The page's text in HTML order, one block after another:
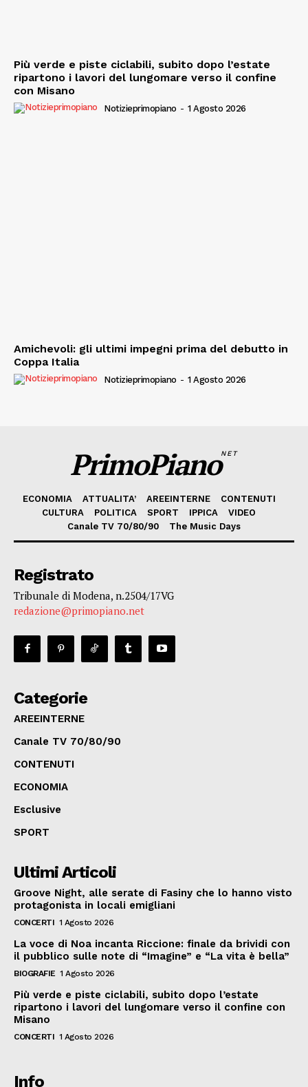
Più verde e piste ciclabili, subito dopo l’estate
ripartono i lavori del lungomare verso il confine
con Misano
Notizieprimopiano - 1 Agosto 2026
Amichevoli: gli ultimi impegni prima del debutto in
Coppa Italia
Notizieprimopiano - 1 Agosto 2026
PrimoPianoNET
ECONOMIA ATTUALITA’ AREEINTERNE
CONTENUTI
CULTURA
POLITICA SPORT IPPICA
VIDEO
Canale TV 70/80/90
The Music Days
Registrato
Tribunale di Modena, n.2504/17VG
redazione@primopiano.net
Categorie
AREEINTERNE
Canale TV 70/80/90
CONTENUTI
ECONOMIA
Esclusive
SPORT
Ultimi Articoli
Groove Night, alle serate di Fasiny che lo hanno visto
protagonista in locali emigliani
CONCERTI 1 Agosto 2026
La voce di Noa incanta Riccione: finale da brividi con
il pubblico sulle note di “Imagine” e “La vita è bella”
BIOGRAFIE 1 Agosto 2026
Più verde e piste ciclabili, subito dopo l’estate
ripartono i lavori del lungomare verso il confine con
Misano
CONCERTI 1 Agosto 2026
Info